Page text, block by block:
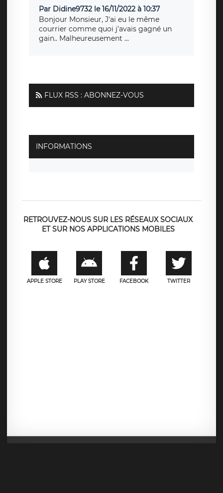
Par Didine9732 le 16/11/2022 à 10:37
Bonjour Monsieur, J'ai eu le même
courrier comme quoi j'avais gagné un
gain.. Malheureusement ...
FLUX RSS : ABONNEZ-VOUS
INFORMATIONS
RETROUVEZ-NOUS SUR LES RÉSEAUX SOCIAUX
ET SUR NOS APPLICATIONS MOBILES
APPLE STORE PLAY STORE FACEBOOK TWITTER